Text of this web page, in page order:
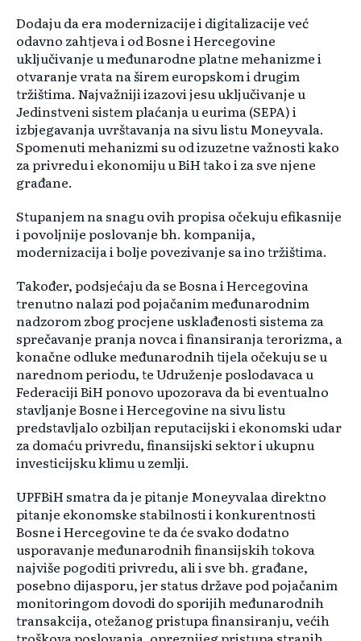
Dodaju da era modernizacije i digitalizacije već
odavno zahtjeva i od Bosne i Hercegovine
uključivanje u međunarodne platne mehanizme i
otvaranje vrata na širem europskom i drugim
tržištima. Najvažniji izazovi jesu uključivanje u
Jedinstveni sistem plaćanja u eurima (SEPA) i
izbjegavanja uvrštavanja na sivu listu Moneyvala.
Spomenuti mehanizmi su od izuzetne važnosti kako
za privredu i ekonomiju u BiH tako i za sve njene
građane.
Stupanjem na snagu ovih propisa očekuju efikasnije
i povoljnije poslovanje bh. kompanija,
modernizacija i bolje povezivanje sa ino tržištima.
Također, podsjećaju da se Bosna i Hercegovina
trenutno nalazi pod pojačanim međunarodnim
nadzorom zbog procjene usklađenosti sistema za
sprečavanje pranja novca i finansiranja terorizma, a
konačne odluke međunarodnih tijela očekuju se u
narednom periodu, te Udruženje poslodavaca u
Federaciji BiH ponovo upozorava da bi eventualno
stavljanje Bosne i Hercegovine na sivu listu
predstavljalo ozbiljan reputacijski i ekonomski udar
za domaću privredu, finansijski sektor i ukupnu
investicijsku klimu u zemlji.
UPFBiH smatra da je pitanje Moneyvalaa direktno
pitanje ekonomske stabilnosti i konkurentnosti
Bosne i Hercegovine te da će svako dodatno
usporavanje međunarodnih finansijskih tokova
najviše pogoditi privredu, ali i sve bh. građane,
posebno dijasporu, jer status države pod pojačanim
monitoringom dovodi do sporijih međunarodnih
transakcija, otežanog pristupa finansiranju, većih